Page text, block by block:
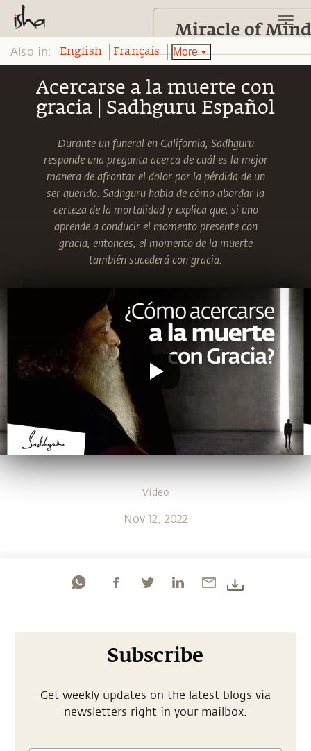
Also in: English Français More
Acercarse a la muerte con
gracia | Sadhguru Español
Durante un funeral en California, Sadhguru
responde una pregunta acerca de cuál es la mejor
manera de afrontar el dolor por la pérdida de un
ser querido. Sadhguru habla de cómo abordar la
certeza de la mortalidad y explica que, si uno
aprende a conducir el momento presente con
gracia, entonces, el momento de la muerte
también sucederá con gracia.
Video
Nov 12, 2022
Subscribe
Get weekly updates on the latest blogs via
newsletters right in your mailbox.